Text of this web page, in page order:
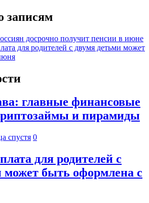
записям
досрочно получит пенсии в июне
для родителей с двумя детьми может
главные финансовые
и пирамиды
спустя 0
для родителей с
может быть оформлена с